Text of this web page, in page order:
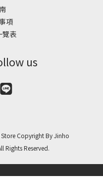
項
覽表
us
Copyright By Jinho
Rights Reserved.